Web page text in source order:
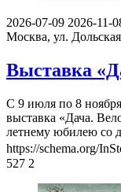
2026-07-09 2026-11-
Москва, ул.
Выставка
С 9 июля по 8
выставка «Дача.
летнему юбилею со
https://schema.org/
527 2